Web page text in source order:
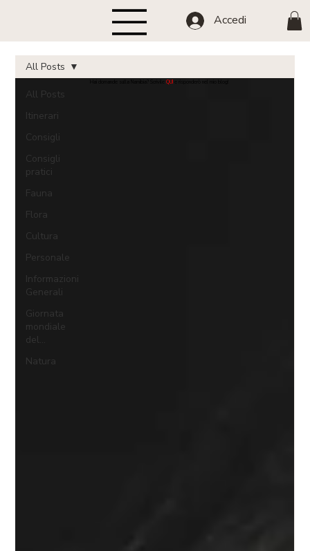
Accedi
All Posts
Itinerari
Consigli
Consigli
pratici
Fauna
Flora
Cultura
Personale
Informazioni
Generali
Giornata
mondiale
del...
Natura
All Posts
Hai domande sulla Namibia? ScrivileQUI